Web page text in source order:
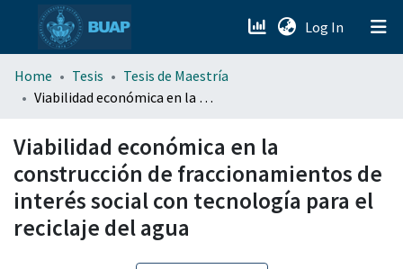
Log In (current)
menu.section.about_menu
Home Tesis
Tesis de Maestría
Viabilidad económica en la construcción de fraccionamientos de interés social con tecnología para el reciclaje del agua
Viabilidad económica en la
construcción de fraccionamientos de
interés social con tecnología para el
reciclaje del agua